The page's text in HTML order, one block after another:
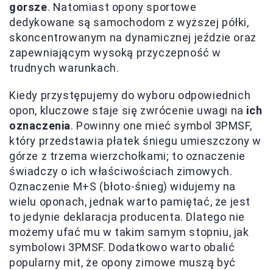
gorsze. Natomiast opony sportowe
dedykowane są samochodom z wyższej półki,
skoncentrowanym na dynamicznej jeździe oraz
zapewniającym wysoką przyczepność w
trudnych warunkach.
Kiedy przystępujemy do wyboru odpowiednich
opon, kluczowe staje się zwrócenie uwagi na ich
oznaczenia. Powinny one mieć symbol 3PMSF,
który przedstawia płatek śniegu umieszczony w
górze z trzema wierzchołkami; to oznaczenie
świadczy o ich właściwościach zimowych.
Oznaczenie M+S (błoto-śnieg) widujemy na
wielu oponach, jednak warto pamiętać, że jest
to jedynie deklaracja producenta. Dlatego nie
możemy ufać mu w takim samym stopniu, jak
symbolowi 3PMSF. Dodatkowo warto obalić
popularny mit, że opony zimowe muszą być